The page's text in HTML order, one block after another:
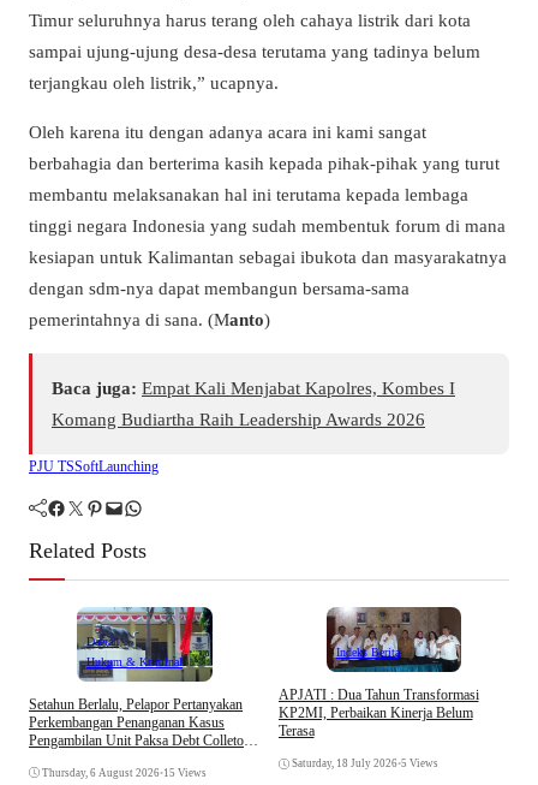
Timur seluruhnya harus terang oleh cahaya listrik dari kota
sampai ujung-ujung desa-desa terutama yang tadinya belum
terjangkau oleh listrik,” ucapnya.
Oleh karena itu dengan adanya acara ini kami sangat
berbahagia dan berterima kasih kepada pihak-pihak yang turut
membantu melaksanakan hal ini terutama kepada lembaga
tinggi negara Indonesia yang sudah membentuk forum di mana
kesiapan untuk Kalimantan sebagai ibukota dan masyarakatnya
dengan sdm-nya dapat membangun bersama-sama
pemerintahnya di sana. (Manto)
Baca juga: Empat Kali Menjabat Kapolres, Kombes I
Komang Budiartha Raih Leadership Awards 2026
PJU TSSoftLaunching
Facebook Twitter Pinterest Mail WhatsApp
Related Posts
Daerah
Hukum & Kriminal
Setahun Berlalu, Pelapor Pertanyakan
Perkembangan Penanganan Kasus
Pengambilan Unit Paksa Debt Colletor
Thursday, 6 August 2026•15 Views
Indeks Berita
APJATI : Dua Tahun Transformasi
KP2MI, Perbaikan Kinerja Belum
Terasa
Saturday, 18 July 2026•5 Views